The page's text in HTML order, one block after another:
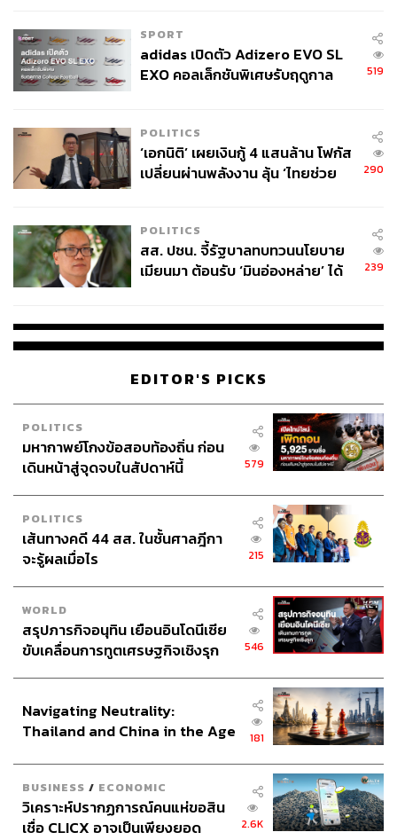
สามารถติดตาม THE STANDARD WEALTH
ผ่านแอปพลิเคชันต่างๆ ที่คุณสะดวกหรือใช้งานอยู่แล้วได้เลย
Warren Buffett
การทำงาน
ภาวะผู้นำ
ผู้บริหาร Google การประชุม
5.6K
ABOUT THE AUTHOR
เสาวลักษณ์ เขตสูงเนิน
Content Creator THE STANDARD WEALTH
SPORT
adidas เปิดตัว Adizero EVO SL
EXO คอลเล็กชันพิเศษรับฤดูกาล
519
POLITICS
‘เอกนิติ’ เผยเงินกู้ 4 แสนล้าน โฟกัส
เปลี่ยนผ่านพลังงาน ลุ้น ‘ไทยช่วย
290
POLITICS
สส. ปชน. จี้รัฐบาลทบทวนนโยบาย
เมียนมา ต้อนรับ ‘มินอ่องหล่าย’ ได้
239
EDITOR'S PICKS
POLITICS
มหากาพย์โกงข้อสอบท้องถิ่น ก่อน
เดินหน้าสู่จุดจบในสัปดาห์นี้
579
POLITICS
เส้นทางคดี 44 สส. ในชั้นศาลฎีกา
จะรู้ผลเมื่อไร
215
WORLD
สรุปภารกิจอนุทิน เยือนอินโดนีเซีย
ขับเคลื่อนการทูตเศรษฐกิจเชิงรุก
546
Navigating Neutrality:
Thailand and China in the Age
181
BUSINESS / ECONOMIC
วิเคราะห์ปรากฏการณ์คนแห่ขอสิน
เชื่อ CLICX อาจเป็นเพียงยอด
2.6K